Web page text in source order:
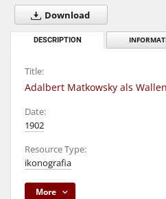
Download
DESCRIPTION
Title:
Adalbert Matkowsky als
Date:
1902
Resource Type:
ikonografia
More